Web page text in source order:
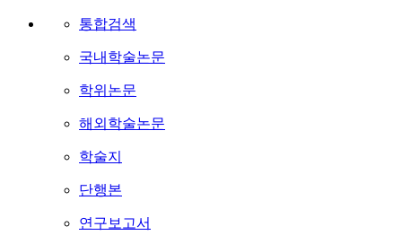
통합검색
국내학술논문
학위논문
해외학술논문
학술지
단행본
연구보고서